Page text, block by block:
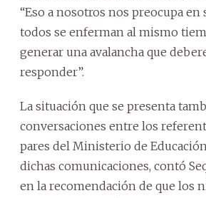
“Eso a nosotros nos preocupa en
todos se enferman al mismo
generar una avalancha que
responder”.
La situación que se presenta
conversaciones entre los
pares del Ministerio de
dichas comunicaciones, contó
en la recomendación de que los